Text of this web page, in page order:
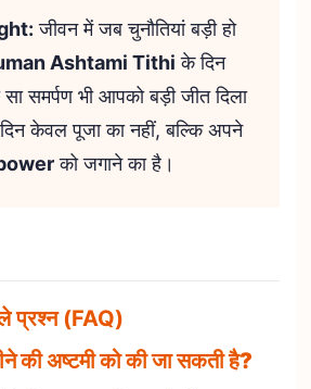
जीवन में जब चुनौतियां बड़ी हो
Ashtami Tithi के दिन
सा समर्पण भी आपको बड़ी जीत दिला
केवल पूजा का नहीं, बल्कि अपने
को जगाने का है।
प्रश्न (FAQ)
की अष्टमी को की जा सकती है?